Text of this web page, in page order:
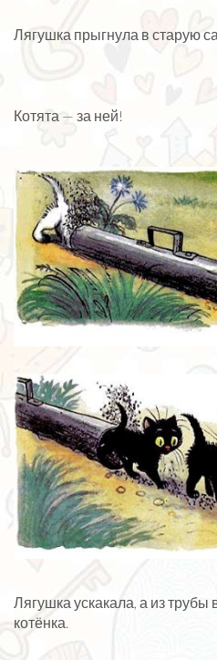
Лягушка прыгнула в старую
Котята — за ней!
Лягушка ускакала, а из
котёнка.